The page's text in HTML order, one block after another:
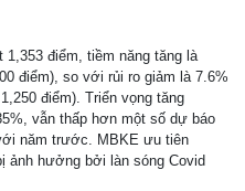
điểm, tiềm năng tăng là
điểm), so với rủi ro giảm là 7.6%
điểm). Triển vọng tăng
vẫn thấp hơn một số dự báo
năm trước. MBKE ưu tiên
ảnh hưởng bởi làn sóng Covid